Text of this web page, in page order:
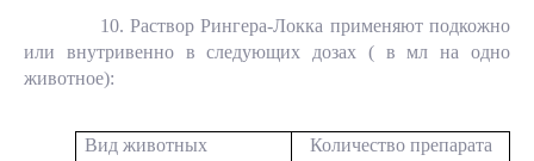
10. Раствор Рингера-Локка применяют подкожно
или внутривенно в следующих дозах ( в мл на одно
животное):
Вид животных
Количество препарата